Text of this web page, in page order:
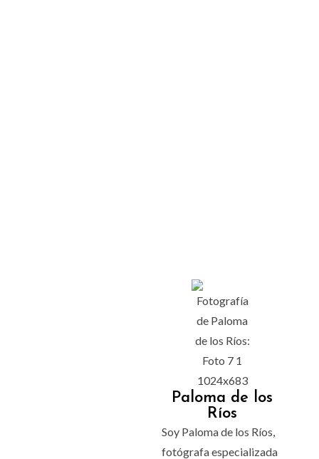
Paloma de los
Ríos
Soy Paloma de los Ríos,
fotógrafa especializada